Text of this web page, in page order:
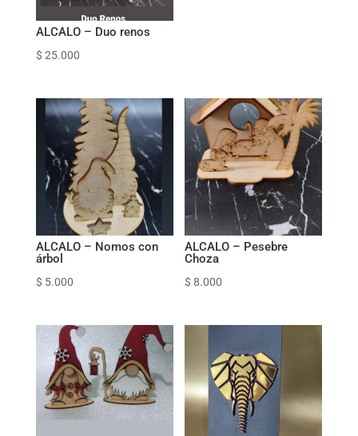
ALCALO – Duo renos
$ 25.000
ALCALO – Nomos con
árbol
$ 5.000
ALCALO – Pesebre
Choza
$ 8.000